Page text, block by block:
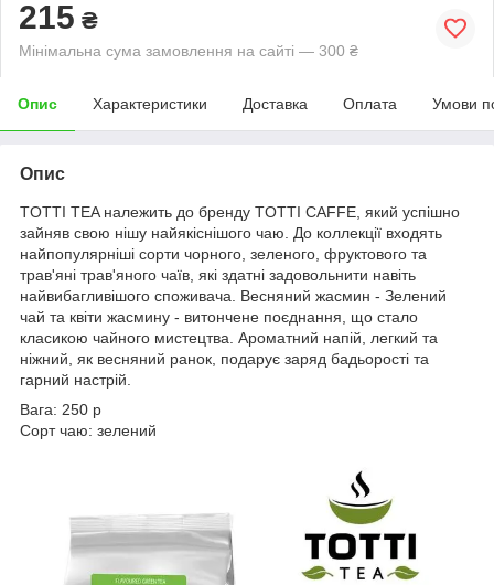
215 ₴
Мінімальна сума замовлення на сайті — 300 ₴
Опис Характеристики Доставка Оплата Умови
Опис
TOTTI TEA належить до бренду TOTTI CAFFE, який успішно
зайняв свою нішу найякіснішого чаю. До коллекції входять
найпопулярніші сорти чорного, зеленого, фруктового та
трав'яні трав'яного чаїв, які здатні задовольнити навіть
найвибагливішого споживача. Весняний жасмин - Зелений
чай та квіти жасмину - витончене поєднання, що стало
класикою чайного мистецтва. Ароматний напій, легкий та
ніжний, як весняний ранок, подарує заряд бадьорості та
гарний настрій.
Вага: 250 р
Сорт чаю: зелений